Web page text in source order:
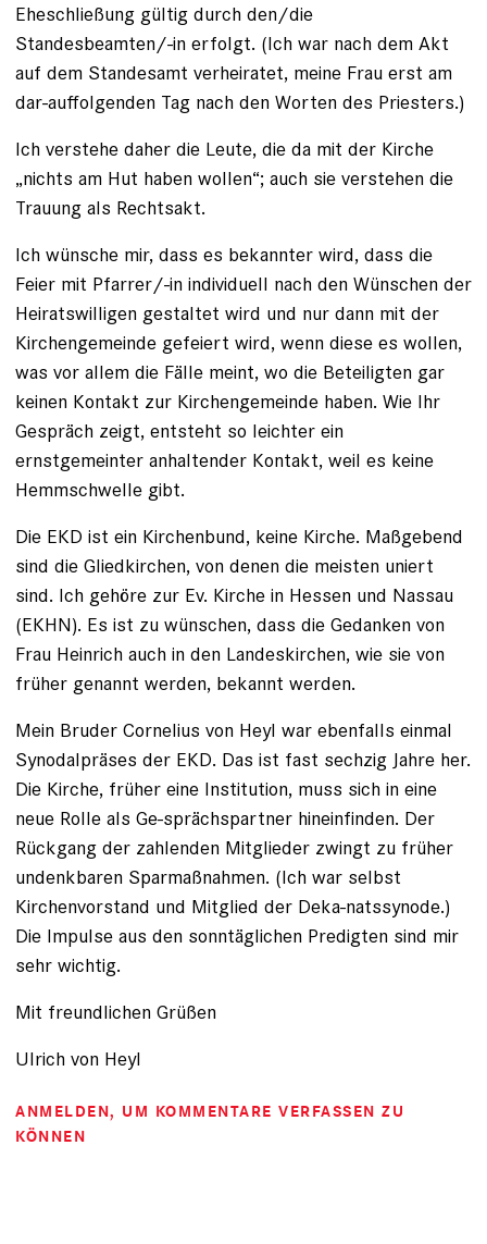
Eheschließung gültig durch den/die
Standesbeamten/-in erfolgt. (Ich war nach dem Akt
auf dem Standesamt verheiratet, meine Frau erst am
dar-auffolgenden Tag nach den Worten des Priesters.)
Ich verstehe daher die Leute, die da mit der Kirche
„nichts am Hut haben wollen“; auch sie verstehen die
Trauung als Rechtsakt.
Ich wünsche mir, dass es bekannter wird, dass die
Feier mit Pfarrer/-in individuell nach den Wünschen der
Heiratswilligen gestaltet wird und nur dann mit der
Kirchengemeinde gefeiert wird, wenn diese es wollen,
was vor allem die Fälle meint, wo die Beteiligten gar
keinen Kontakt zur Kirchengemeinde haben. Wie Ihr
Gespräch zeigt, entsteht so leichter ein
ernstgemeinter anhaltender Kontakt, weil es keine
Hemmschwelle gibt.
Die EKD ist ein Kirchenbund, keine Kirche. Maßgebend
sind die Gliedkirchen, von denen die meisten uniert
sind. Ich gehöre zur Ev. Kirche in Hessen und Nassau
(EKHN). Es ist zu wünschen, dass die Gedanken von
Frau Heinrich auch in den Landeskirchen, wie sie von
früher genannt werden, bekannt werden.
Mein Bruder Cornelius von Heyl war ebenfalls einmal
Synodalpräses der EKD. Das ist fast sechzig Jahre her.
Die Kirche, früher eine Institution, muss sich in eine
neue Rolle als Ge-sprächspartner hineinfinden. Der
Rückgang der zahlenden Mitglieder zwingt zu früher
undenkbaren Sparmaßnahmen. (Ich war selbst
Kirchenvorstand und Mitglied der Deka-natssynode.)
Die Impulse aus den sonntäglichen Predigten sind mir
sehr wichtig.
Mit freundlichen Grüßen
Ulrich von Heyl
ANMELDEN, UM KOMMENTARE VERFASSEN ZU
KÖNNEN